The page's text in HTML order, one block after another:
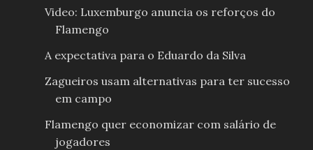
Video: Luxemburgo anuncia os reforços do
Flamengo
A expectativa para o Eduardo da Silva
Zagueiros usam alternativas para ter sucesso
em campo
Flamengo quer economizar com salário de
jogadores